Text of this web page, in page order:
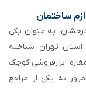
ساختمان
از ۵۰ سال سابقه‌ درخشان، به عنوان یکی
تهران شناخته
ابزارفروشی کوچک
به یکی از مراجع